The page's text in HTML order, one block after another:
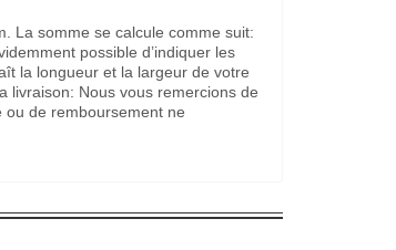
La somme se calcule comme suit:
possible d’indiquer les
la longueur et la largeur de votre
livraison: Nous vous remercions de
ou de remboursement ne